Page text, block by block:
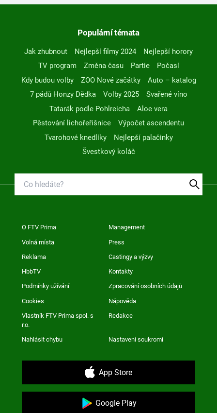
Populární témata
Jak zhubnout Nejlepší filmy 2024
Nejlepší horory
TV program
Změna času Partie
Počasí
Kdy budou volby
ZOO Nové začátky
Auto – katalog
7 pádů Honzy Dědka
Volby 2025
Svařené víno
Tatarák podle Pohlreicha
Aloe vera
Pěstování lichořeřišnice
Výpočet ascendentu
Tvarohové knedlíky
Nejlepší palačinky
Švestkový koláč
O FTV Prima Management
Volná místa Press
Reklama Castingy a výzvy
HbbTV Kontakty
Podmínky užívání Zpracování osobních údajů
Cookies Nápověda
Vlastník FTV Prima spol. s
r.o.
Redakce
Nahlásit chybu Nastavení soukromí
App Store
Google Play